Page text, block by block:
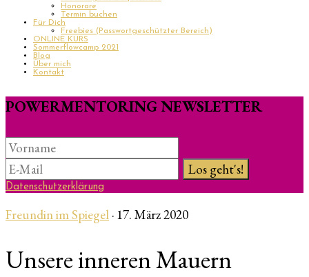
Honorare
Termin buchen
Für Dich
Freebies (Passwortgeschützter Bereich)
ONLINE KURS
Sommerflowcamp 2021
Blog
Über mich
Kontakt
POWERMENTORING NEWSLETTER
Datenschutzerklärung
Freundin im Spiegel · 17. März 2020
Unsere inneren Mauern